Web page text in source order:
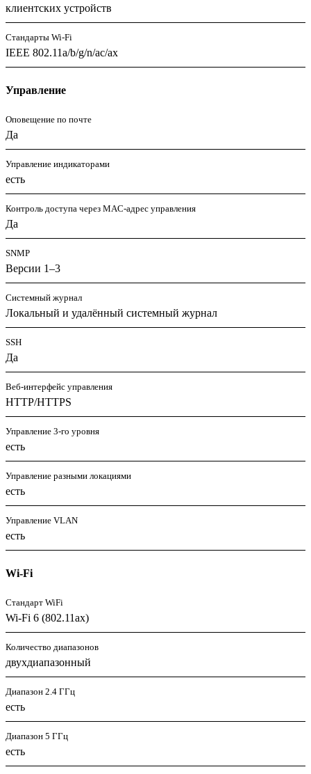
клиентских устройств
Стандарты Wi-Fi
IEEE 802.11a/b/g/n/ac/ax
Управление
Оповещение по почте
Да
Управление индикаторами
есть
Контроль доступа через MAC-адрес управления
Да
SNMP
Версии 1–3
Системный журнал
Локальный и удалённый системный журнал
SSH
Да
Веб-интерфейс управления
HTTP/HTTPS
Управление 3-го уровня
есть
Управление разными локациями
есть
Управление VLAN
есть
Wi-Fi
Стандарт WiFi
Wi-Fi 6 (802.11ax)
Количество диапазонов
двухдиапазонный
Диапазон 2.4 ГГц
есть
Диапазон 5 ГГц
есть